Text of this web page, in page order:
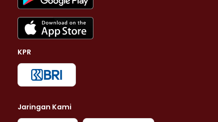
KPR
Jaringan Kami